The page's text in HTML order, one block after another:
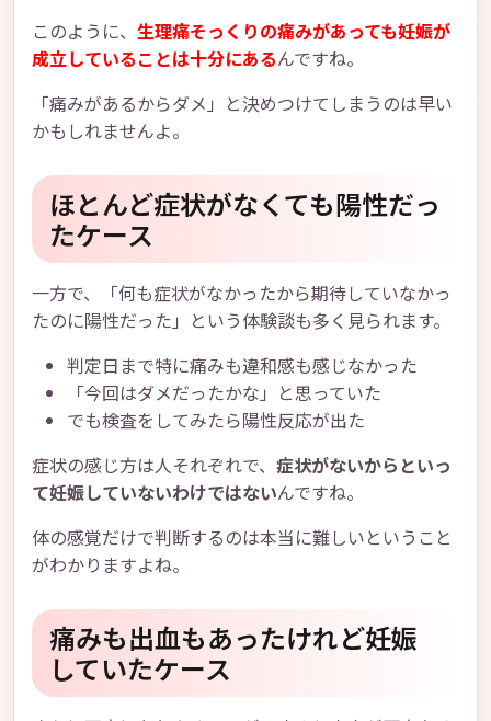
このように、 生理痛そっくりの痛みがあっても妊娠が
成立していることは十分にあるんですね。
「痛みがあるからダメ」と決めつけてしまうのは早い
かもしれませんよ。
ほとんど症状がなくても陽性だっ
たケース
一方で、「何も症状がなかったから期待していなかっ
たのに陽性だった」という体験談も多く見られます。
判定日まで特に痛みも違和感も感じなかった
「今回はダメだったかな」と思っていた
でも検査をしてみたら陽性反応が出た
症状の感じ方は人それぞれで、 症状がないからといっ
て妊娠していないわけではないんですね。
体の感覚だけで判断するのは本当に難しいということ
がわかりますよね。
痛みも出血もあったけれど妊娠
していたケース